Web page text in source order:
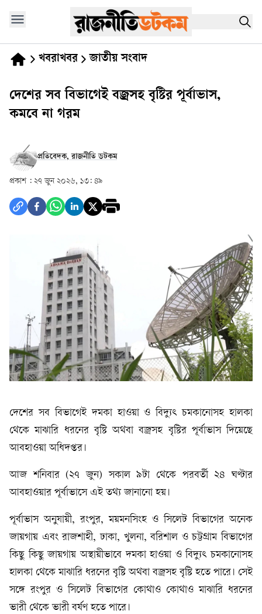
খবরাখবর জাতীয় সংবাদ
দেশের সব বিভাগেই বজ্রসহ বৃষ্টির পূর্বাভাস,
কমবে না গরম
প্রতিবেদক, রাজনীতি ডটকম
প্রকাশ : ২৭ জুন ২০২৬, ১৩: ৪৯
দেশের সব বিভাগেই দমকা হাওয়া ও বিদ্যুৎ চমকানোসহ হালকা
থেকে মাঝারি ধরনের বৃষ্টি অথবা বজ্রসহ বৃষ্টির পূর্বাভাস দিয়েছে
আবহাওয়া অধিদপ্তর।
আজ শনিবার (২৭ জুন) সকাল ৯টা থেকে পরবর্তী ২৪ ঘণ্টার
আবহাওয়ার পূর্বাভাসে এই তথ্য জানানো হয়।
পূর্বাভাস অনুযায়ী, রংপুর, ময়মনসিংহ ও সিলেট বিভাগের অনেক
জায়গায় এবং রাজশাহী, ঢাকা, খুলনা, বরিশাল ও চট্টগ্রাম বিভাগের
কিছু কিছু জায়গায় অস্থায়ীভাবে দমকা হাওয়া ও বিদ্যুৎ চমকানোসহ
হালকা থেকে মাঝারি ধরনের বৃষ্টি অথবা বজ্রসহ বৃষ্টি হতে পারে। সেই
সঙ্গে রংপুর ও সিলেট বিভাগের কোথাও কোথাও মাঝারি ধরনের
ভারী থেকে ভারী বর্ষণ হতে পারে।